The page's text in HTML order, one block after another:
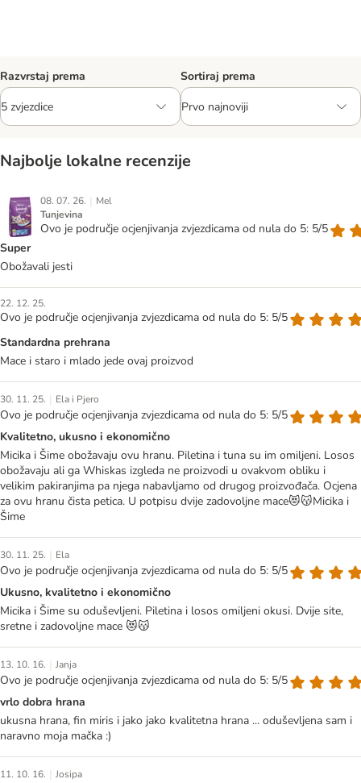
Razvrstaj prema Sortiraj prema
Najbolje lokalne recenzije
08. 07. 26. | Mel
Tunjevina
Ovo je područje ocjenjivanja zvjezdicama od nula do 5: 5/5
Super
Obožavali jesti
22. 12. 25.
Ovo je područje ocjenjivanja zvjezdicama od nula do 5: 5/5
Standardna prehrana
Mace i staro i mlado jede ovaj proizvod
30. 11. 25. | Ela i Pjero
Ovo je područje ocjenjivanja zvjezdicama od nula do 5: 5/5
Kvalitetno, ukusno i ekonomično
Micika i Šime obožavaju ovu hranu. Piletina i tuna su im omiljeni. Losos
obožavaju ali ga Whiskas izgleda ne proizvodi u ovakvom obliku i
velikim pakiranjima pa njega nabavljamo od drugog proizvođača. Ocjena
za ovu hranu čista petica. U potpisu dvije zadovoljne mace😻😽Micika i
Šime
30. 11. 25. | Ela
Ovo je područje ocjenjivanja zvjezdicama od nula do 5: 5/5
Ukusno, kvalitetno i ekonomično
Micika i Šime su oduševljeni. Piletina i losos omiljeni okusi. Dvije site,
sretne i zadovoljne mace 😻😽
13. 10. 16. | Janja
Ovo je područje ocjenjivanja zvjezdicama od nula do 5: 5/5
vrlo dobra hrana
ukusna hrana, fin miris i jako jako kvalitetna hrana ... oduševljena sam i
naravno moja mačka :)
11. 10. 16. | Josipa